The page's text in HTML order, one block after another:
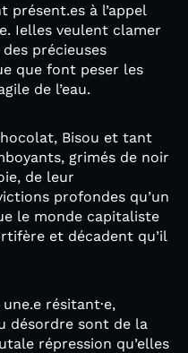
présent.es à l’appel
Ielles veulent clamer
précieuses
que font peser les
de l’eau.
Bisou et tant
grimés de noir
de leur
profondes qu’un
le monde capitaliste
et décadent qu’il
résitant·e,
désordre sont de la
répression qu’elles